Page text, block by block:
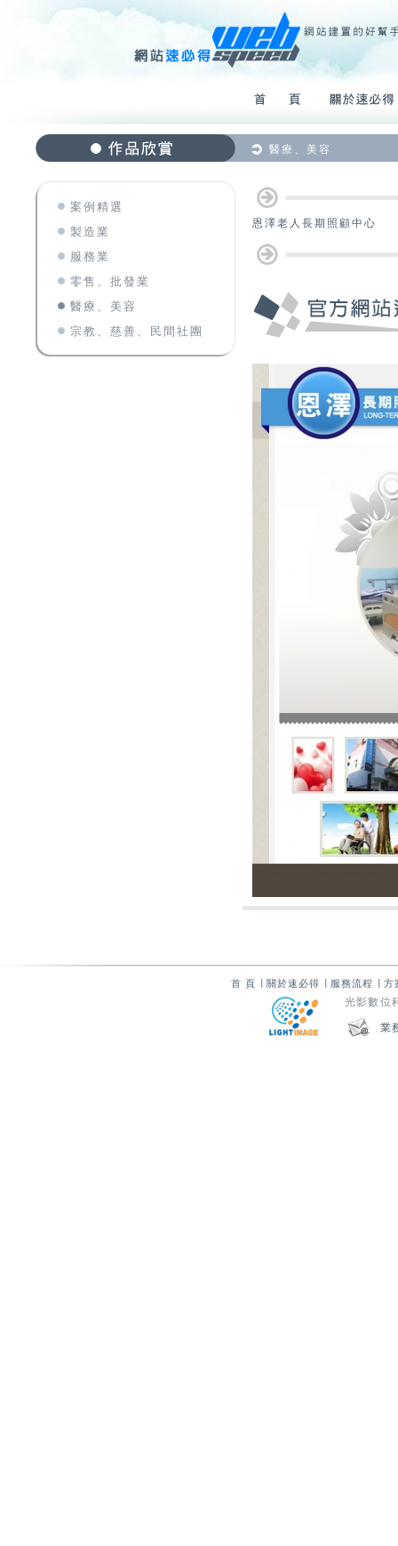
案例精選
製造業
服務業
零售、批發業
醫療、美容
宗教、慈善、民間社團
醫療、美容
恩澤老人長期照顧中心
首 頁 關於速必得 服務流程 方
光影數
業